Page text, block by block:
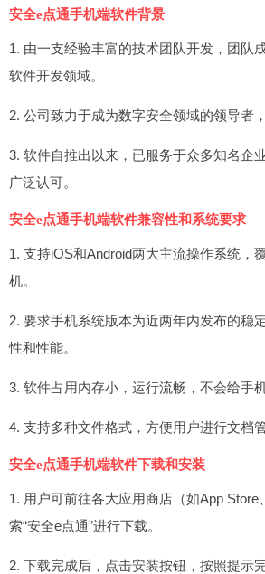
安全e点通手机端软件背景
1. 由一支经验丰富的技术团队开发，团队
软件开发领域。
2. 公司致力于成为数字安全领域的领导者
3. 软件自推出以来，已服务于众多知名企
广泛认可。
安全e点通手机端软件兼容性和系统要求
1. 支持iOS和Android两大主流操作系统，
机。
2. 要求手机系统版本为近两年内发布的稳
性和性能。
3. 软件占用内存小，运行流畅，不会给手
4. 支持多种文件格式，方便用户进行文档
安全e点通手机端软件下载和安装
1. 用户可前往各大应用商店（如App Store
索“安全e点通”进行下载。
2. 下载完成后，点击安装按钮，按照提示